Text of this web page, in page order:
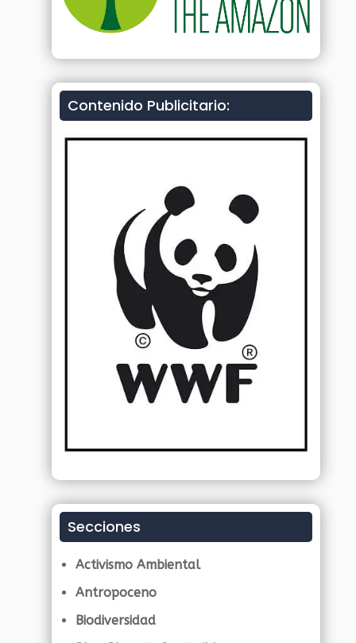
Contenido Publicitario:
Secciones
Activismo Ambiental
Antropoceno
Biodiversidad